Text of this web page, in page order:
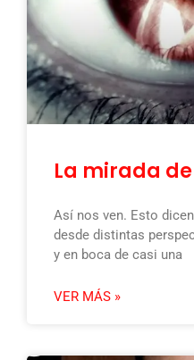
La mirada
Así nos ven. Esto
desde distintas
y en boca de casi una
VER MÁS »